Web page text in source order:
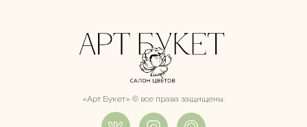
«Арт Букет» ©️ все права защищены.